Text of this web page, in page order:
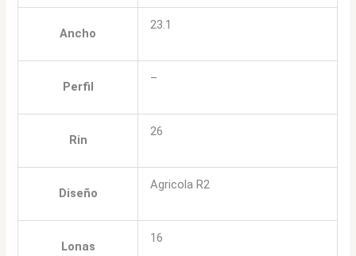
Ancho
23.1
Perfil
–
Rin
26
Diseño
Agricola R2
Lonas
16